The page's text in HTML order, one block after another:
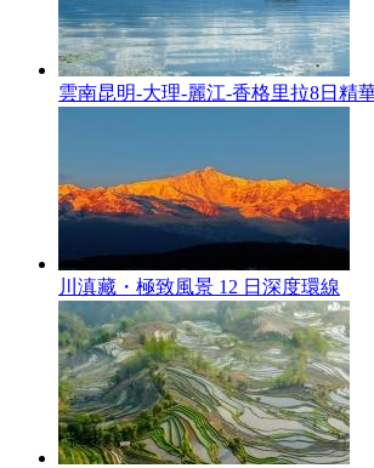
雲南昆明-大理-麗江-香格里拉8日精
川滇藏・極致風景 12 日深度環線